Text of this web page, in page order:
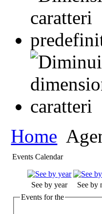
Home
Events Calendar
See by year See by
Events for the